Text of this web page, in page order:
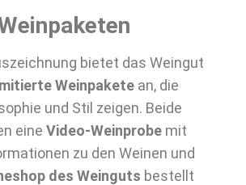
bietet das Weingut
Weinpakete an, die
und Stil zeigen. Beide
eine Video-Weinprobe mit
zu den Weinen und
des Weinguts bestellt